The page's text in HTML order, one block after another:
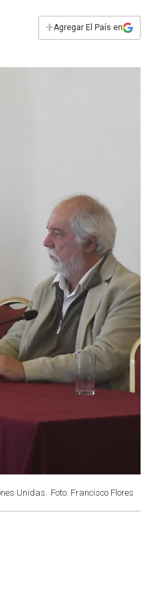
+Agregar El País en
Unidas. Foto: Francisco Flores